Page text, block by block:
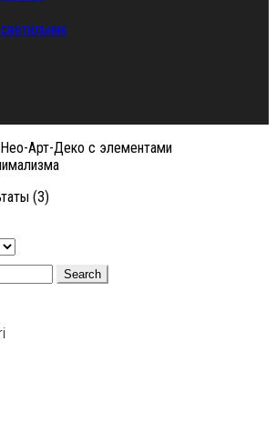
Нео-Арт-Деко с элементами
(3)
Search